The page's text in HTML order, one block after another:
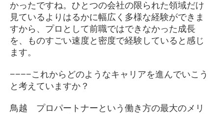
かったですね。ひとつの会社の限られた領域だけ
見ているよりはるかに幅広く多様な経験ができま
すから、プロとして前職ではできなかった成長
を、ものすごい速度と密度で経験していると感じ
ます。
−−−−これからどのようなキャリアを進んでいこう
と考えていますか？
鳥越 プロパートナーという働き方の最大のメリ